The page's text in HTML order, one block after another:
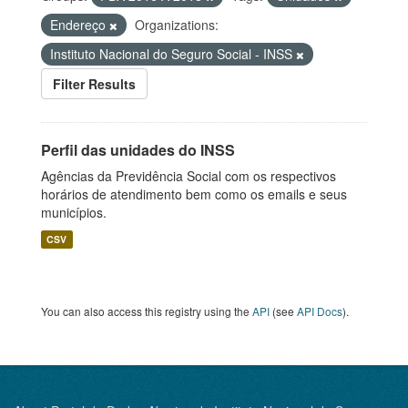
Endereço
Organizations:
Instituto Nacional do Seguro Social - INSS
Filter Results
Perfil das unidades do INSS
Agências da Previdência Social com os respectivos
horários de atendimento bem como os emails e seus
municípios.
CSV
You can also access this registry using the API (see API Docs).